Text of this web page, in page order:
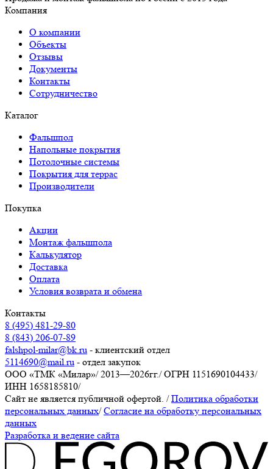
Компания
О компании
Объекты
Отзывы
Документы
Контакты
Сотрудничество
Каталог
Фальшпол
Напольные покрытия
Потолочные системы
Покрытия для террас
Производители
Покупка
Акции
Монтаж фальшпола
Калькулятор
Доставка
Оплата
Условия возврата и обмена
Контакты
8 (495) 481-29-80
8 (843) 206-07-89
falshpol-milar@bk.ru - клиентский отдел
5114690@mail.ru - отдел закупок
ООО «ТМК «Милар»/ 2013—2026гг./ОГРН 1151690104433/
ИНН 1658185810/
Сайт не является публичной офертой. / Политика обработки
персональных данных/ Согласие на обработку персональных
данных
Разработка и ведение сайта